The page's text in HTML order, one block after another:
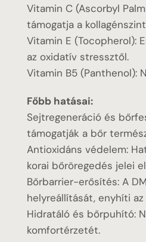
Vitamin C (Ascorbyl
támogatja a
Vitamin E (Tocopherol):
az oxidatív stressztől.
Vitamin B5 (Panthenol):
Főbb hatásai:
Sejtregeneráció és
támogatják a bőr
Antioxidáns védelem:
korai bőröregedés jelei
Bőrbarrier-erősítés: A
helyreállítását, enyhíti
Hidratáló és bőrpuhító:
komfortérzetét.